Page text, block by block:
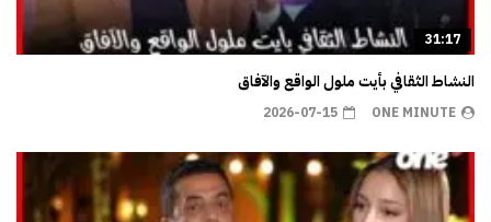
31:17
النشاط الثقافي بأيت ملول الواقع والآفاق
ONE MINUTE
2026-07-15